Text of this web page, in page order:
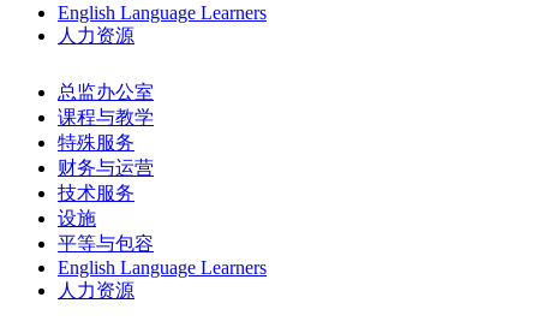
English Language Learners
人力资源
总监办公室
课程与教学
特殊服务
财务与运营
技术服务
设施
平等与包容
English Language Learners
人力资源